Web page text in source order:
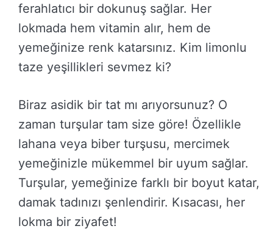
ferahlatıcı bir dokunuş sağlar. Her
lokmada hem vitamin alır, hem de
yemeğinize renk katarsınız. Kim limonlu
taze yeşillikleri sevmez ki?
Biraz asidik bir tat mı arıyorsunuz? O
zaman turşular tam size göre! Özellikle
lahana veya biber turşusu, mercimek
yemeğinizle mükemmel bir uyum sağlar.
Turşular, yemeğinize farklı bir boyut katar,
damak tadınızı şenlendirir. Kısacası, her
lokma bir ziyafet!